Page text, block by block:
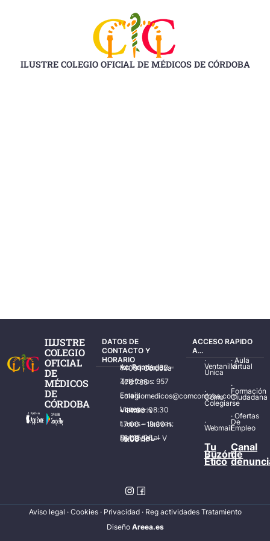
ILUSTRE COLEGIO OFICIAL DE MÉDICOS DE CÓRDOBA
ILUSTRE
COLEGIO
OFICIAL
DE
MÉDICOS
DE
CÓRDOBA
DATOS DE
CONTACTO Y
HORARIO
Av. Ronda de los Tejares, 32 – 14001 Córdoba
Teléfonos: 957 478 785
Email: colegiomedicos@comcordoba.com
Lunes – Viernes: 08:30 – 14:30 h.
Lunes – Jueves: 17:00 – 19:30 h.
Del 15/06 al 15/09 de L – V de 08:00 – 15:00 h.
ACCESO RAPIDO
A...
·
Ventanilla
Única
·
Cómo
Colegiarse
·
Webmail
·Aula
Virtual
·
Formación
Ciudadana
·Ofertas
De
Empleo
Tu
Buzón
Ético
Canal
de
Aviso legal · Cookies· Privacidad · Reg actividades Tratamiento
Diseño Areea.es